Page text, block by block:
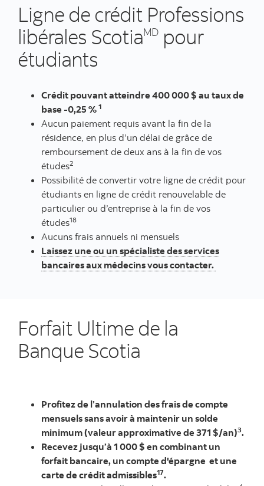
Ligne de crédit Professions
libérales ScotiaMD pour
étudiants
Crédit pouvant atteindre 400 000 $ au taux de
base -0,25 % 1
Aucun paiement requis avant la fin de la
résidence, en plus d’un délai de grâce de
remboursement de deux ans à la fin de vos
études2
Possibilité de convertir votre ligne de crédit pour
étudiants en ligne de crédit renouvelable de
particulier ou d’entreprise à la fin de vos
études18
Aucuns frais annuels ni mensuels
Laissez une ou un spécialiste des services
bancaires aux médecins vous contacter.
Forfait Ultime de la
Banque Scotia
Profitez de l’annulation des frais de compte
mensuels sans avoir à maintenir un solde
minimum (valeur approximative de 371 $/an)3.
Recevez jusqu’à 1 000 $ en combinant un
forfait bancaire, un compte d'épargne et une
carte de crédit admissibles17.